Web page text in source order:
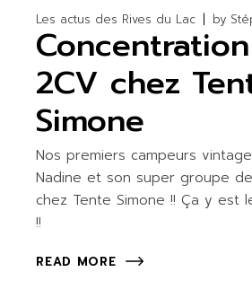
Les actus des Rives du Lac by
2CV chez
Simone
Nos premiers campeurs
Nadine et son super groupe
chez Tente Simone !! Ça y est
!!
READ MORE